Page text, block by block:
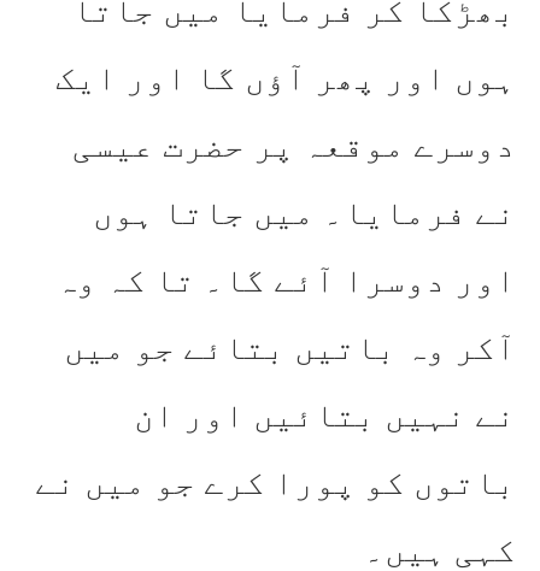
بھڑکا کر فرمایا میں جاتا
ہوں اور پھر آؤں گا اور ایک
دوسرے موقعہ پر حضرت عیسی
نے فرمایا۔ میں جاتا ہوں
اور دوسرا آئے گا۔ تا کہ وہ
آکر وہ باتیں بتائے جو میں
نے نہیں بتائیں اور ان
باتوں کو پورا کرے جو میں نے
کہی ہیں۔